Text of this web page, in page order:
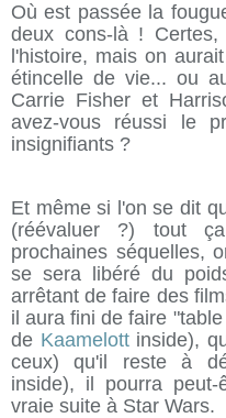
Où est passée la
deux cons-là !
l'histoire, mais on
étincelle de vie... ou
Carrie Fisher et
avez-vous réussi le
insignifiants ?
Et même si l'on se dit
(réévaluer ?) tout
prochaines séquelles,
se sera libéré du
arrêtant de faire des
il aura fini de faire
de Kaamelottinside),
ceux) qu'il reste à
inside), il pourra
vraie suite à Star Wars.